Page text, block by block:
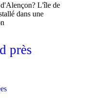
L'île de
dans une
près